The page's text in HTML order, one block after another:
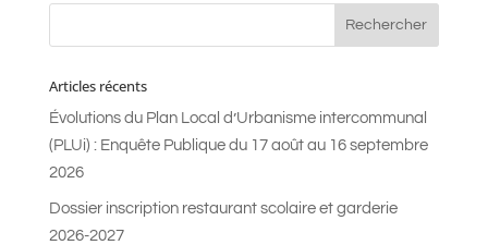
Articles récents
Évolutions du Plan Local d’Urbanisme intercommunal
(PLUi) : Enquête Publique du 17 août au 16 septembre
2026
Dossier inscription restaurant scolaire et garderie
2026-2027